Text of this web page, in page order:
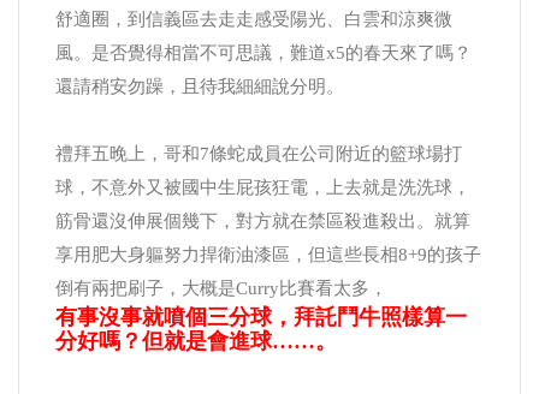
舒適圈，到信義區去走走感受陽光、白雲和涼爽微
風。是否覺得相當不可思議，難道x5的春天來了嗎？
還請稍安勿躁，且待我細細說分明。
禮拜五晚上，哥和7條蛇成員在公司附近的籃球場打
球，不意外又被國中生屁孩狂電，上去就是洗洗球，
筋骨還沒伸展個幾下，對方就在禁區殺進殺出。就算
享用肥大身軀努力捍衛油漆區，但這些長相8+9的孩子
倒有兩把刷子，大概是Curry比賽看太多，
有事沒事就噴個三分球，拜託鬥牛照樣算一
分好嗎？但就是會進球……。